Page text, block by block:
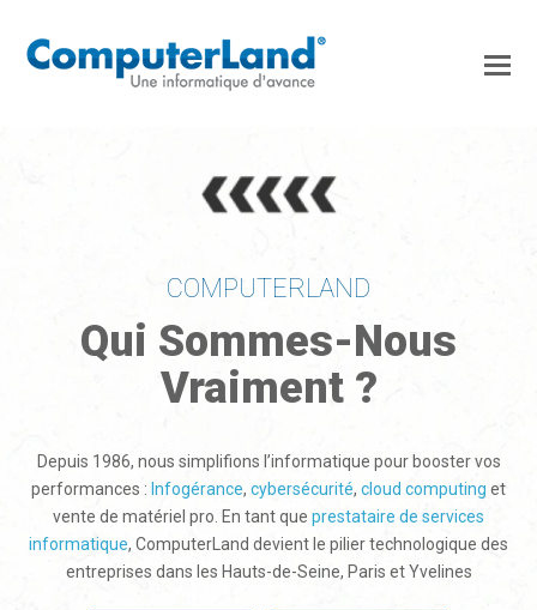
COMPUTERLAND
Qui Sommes-Nous
Vraiment ?
Depuis 1986, nous simplifions l’informatique pour booster vos
performances : Infogérance, cybersécurité, cloud computing et
vente de matériel pro. En tant que prestataire de services
informatique, ComputerLand devient le pilier technologique des
entreprises dans les Hauts-de-Seine, Paris et Yvelines